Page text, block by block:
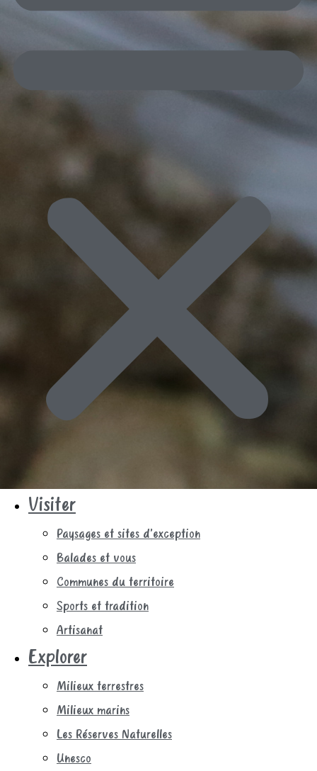
Visiter
Paysages et sites d’exception
Balades et vous
Communes du territoire
Sports et tradition
Artisanat
Explorer
Milieux terrestres
Milieux marins
Les Réserves Naturelles
Unesco